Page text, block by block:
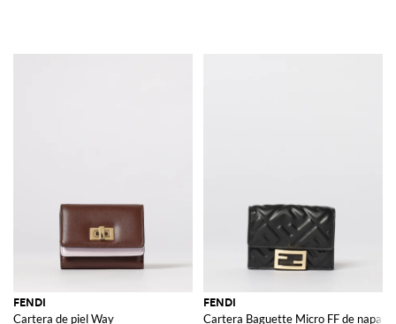
FENDI
Cartera de piel Way
FENDI
Cartera Baguette Micro FF de napa